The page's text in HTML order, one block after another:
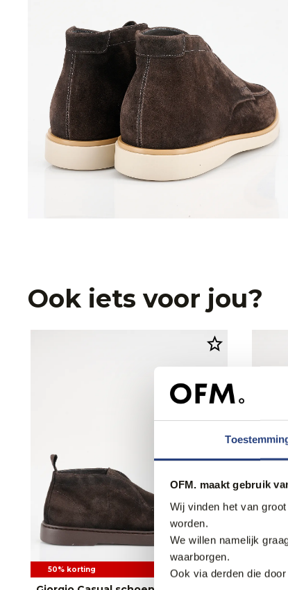
OFM. maakt gebruik
Wij vinden het van
worden.
We willen namelijk
waarborgen.
Ook via derden die
Ook iets voor jou?
50% korting